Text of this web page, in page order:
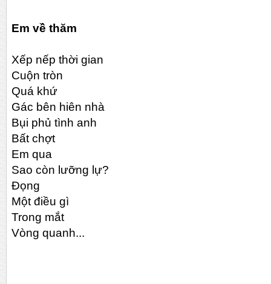
Em về thăm
Xếp nếp thời gian
Cuộn tròn
Quá khứ
Gác bên hiên nhà
Bụi phủ tình anh
Bất chợt
Em qua
Sao còn lưỡng lự?
Đọng
Một điều gì
Trong mắt
Vòng quanh...